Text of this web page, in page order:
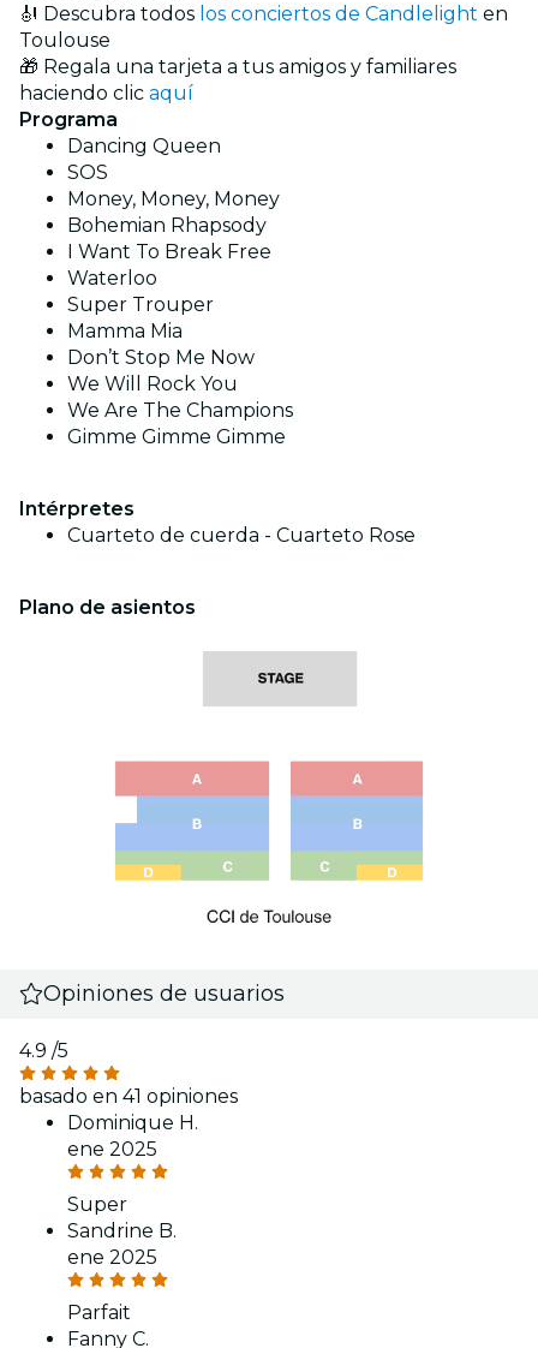
🎻 Descubra todos los conciertos de Candlelight en
Toulouse
🎁 Regala una tarjeta a tus amigos y familiares
haciendo clic aquí
Programa
Dancing Queen
SOS
Money, Money, Money
Bohemian Rhapsody
I Want To Break Free
Waterloo
Super Trouper
Mamma Mia
Don’t Stop Me Now
We Will Rock You
We Are The Champions
Gimme Gimme Gimme
Intérpretes
Cuarteto de cuerda - Cuarteto Rose
Plano de asientos
Opiniones de usuarios
4.9 /5
basado en 41 opiniones
Dominique H.
ene 2025
Super
Sandrine B.
ene 2025
Parfait
Fanny C.